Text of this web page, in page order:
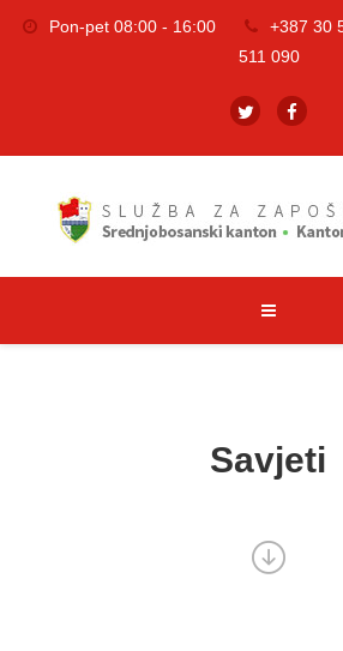
Pon-pet 08:00 - 16:00 +387 30
511 090
Savjeti